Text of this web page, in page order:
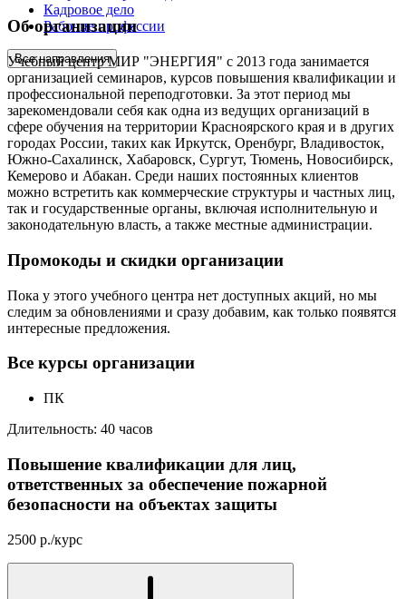
Кадровое дело
Рабочие профессии
Все направления
Об организации
Учебный центр МИР "ЭНЕРГИЯ" с 2013 года занимается
организацией семинаров, курсов повышения квалификации и
профессиональной переподготовки. За этот период мы
зарекомендовали себя как одна из ведущих организаций в
сфере обучения на территории Красноярского края и в других
городах России, таких как Иркутск, Оренбург, Владивосток,
Южно-Сахалинск, Хабаровск, Сургут, Тюмень, Новосибирск,
Кемерово и Абакан. Среди наших постоянных клиентов
можно встретить как коммерческие структуры и частных лиц,
так и государственные органы, включая исполнительную и
законодательную власть, а также местные администрации.
Промокоды и скидки организации
Пока у этого учебного центра нет доступных акций, но мы
следим за обновлениями и сразу добавим, как только появятся
интересные предложения.
Все курсы организации
ПК
Длительность: 40 часов
Повышение квалификации для лиц,
ответственных за обеспечение пожарной
безопасности на объектах защиты
2500 р./курс